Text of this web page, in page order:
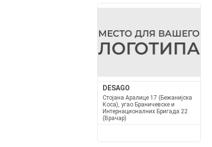
DESAGO
Стојана Аралице 17 (Бежанијска
Коса), угао Браничевске и
Интернационалних Бригада 22
(Врачар)